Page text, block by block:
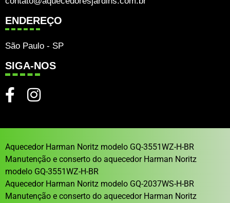
ENDEREÇO
São Paulo - SP
SIGA-NOS
Aquecedor Harman Noritz modelo GQ-3551WZ-H-BR
Manutenção e conserto do aquecedor Harman Noritz
modelo GQ-3551WZ-H-BR
Aquecedor Harman Noritz modelo GQ-2037WS-H-BR
Manutenção e conserto do aquecedor Harman Noritz